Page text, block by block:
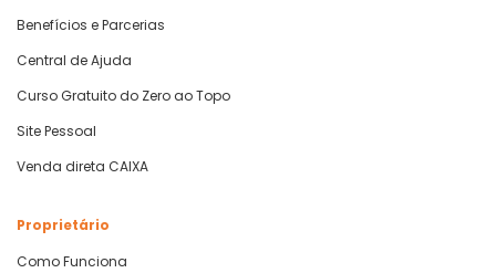
Benefícios e Parcerias
Central de Ajuda
Curso Gratuito do Zero ao Topo
Site Pessoal
Venda direta CAIXA
Proprietário
Como Funciona